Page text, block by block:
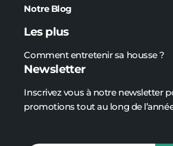
Notre Blog
Les plus
Comment entretenir sa housse ?
Newsletter
Inscrivez vous à notre newsletter
promotions tout au long de